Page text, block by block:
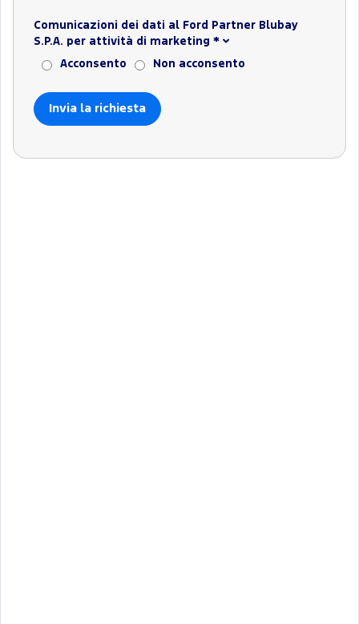
Comunicazioni dei dati al Ford Partner Blubay
S.P.A. per attività di marketing *
Acconsento Non acconsento